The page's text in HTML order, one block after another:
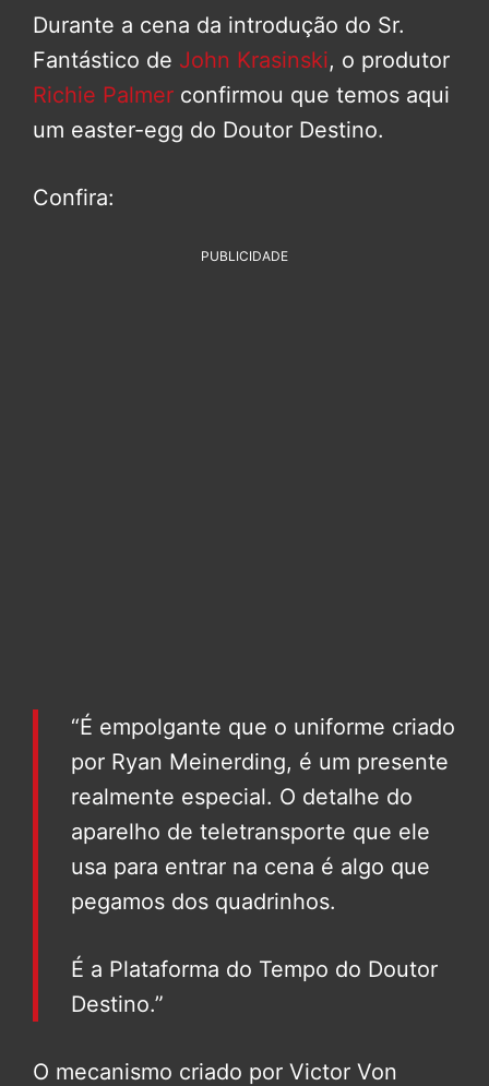
Durante a cena da introdução do Sr.
Fantástico de John Krasinski, o produtor
Richie Palmer confirmou que temos aqui
um easter-egg do Doutor Destino.
Confira:
PUBLICIDADE
“É empolgante que o uniforme criado
por Ryan Meinerding, é um presente
realmente especial. O detalhe do
aparelho de teletransporte que ele
usa para entrar na cena é algo que
pegamos dos quadrinhos.
É a Plataforma do Tempo do Doutor
Destino.”
O mecanismo criado por Victor Von